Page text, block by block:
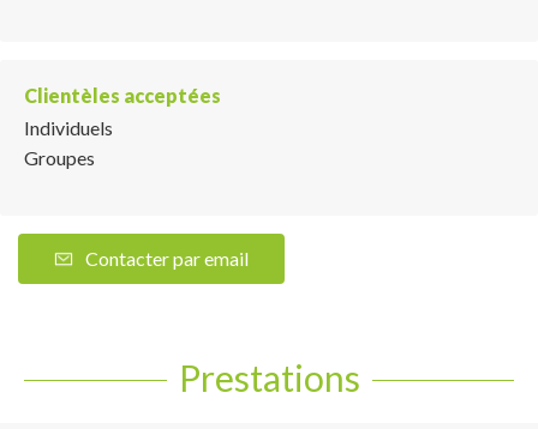
Clientèles acceptées
Individuels
Groupes
Contacter par email
Prestations